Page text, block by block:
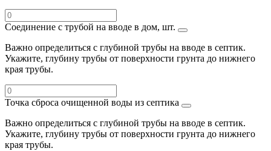
Соединение с трубой на вводе в дом, шт.
Важно определиться с глубиной трубы на вводе в септик.
Укажите, глубину трубы от поверхности грунта до нижнего
края трубы.
Точка сброса очищенной воды из септика
Важно определиться с глубиной трубы на вводе в септик.
Укажите, глубину трубы от поверхности грунта до нижнего
края трубы.